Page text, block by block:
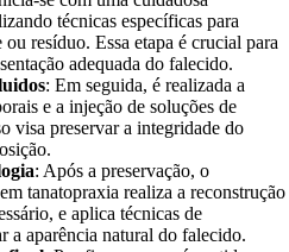
técnicas específicas para
resíduo. Essa etapa é crucial para
adequada do falecido.
: Em seguida, é realizada a
e a injeção de soluções de
visa preservar a integridade do
: Após a preservação, o
tanatopraxia realiza a reconstrução
e aplica técnicas de
a aparência natural do falecido.